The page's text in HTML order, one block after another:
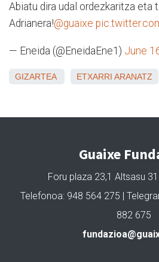
Abiatu dira udal ordezkaritza eta
Adrianera!@guaixe
— Eneida (@EneidaEne1) June
GIZARTEA ETXARRI ARANATZ
Guaixe
Foru plaza 23,1 Altsasu
Telefonoa: 948 564 275 |
882 675